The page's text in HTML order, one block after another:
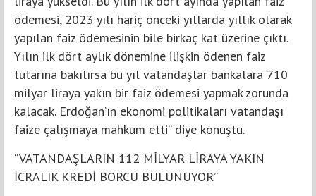
ödemesi, 2023 yılı hariç önceki yıllarda yıllık olarak
yapılan faiz ödemesinin bile birkaç kat üzerine çıktı.
Yılın ilk dört aylık dönemine ilişkin ödenen faiz
tutarına bakılırsa bu yıl vatandaşlar bankalara 710
milyar liraya yakın bir faiz ödemesi yapmak zorunda
kalacak. Erdoğan’ın ekonomi politikaları vatandaşı
faize çalışmaya mahkum etti” diye konuştu.
“VATANDAŞLARIN 112 MİLYAR LİRAYA YAKIN
İCRALIK KREDİ BORCU BULUNUYOR”